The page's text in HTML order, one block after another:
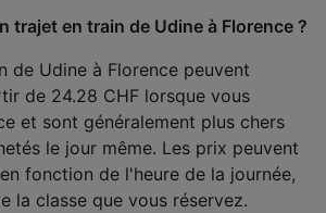
trajet en train de Udine à Florence ?
de Udine à Florence peuvent
de 24.28 CHF lorsque vous
et sont généralement plus chers
le jour même. Les prix peuvent
fonction de l'heure de la journée,
la classe que vous réservez.